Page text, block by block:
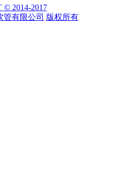
© 2014-2017
有限公司 版权所有